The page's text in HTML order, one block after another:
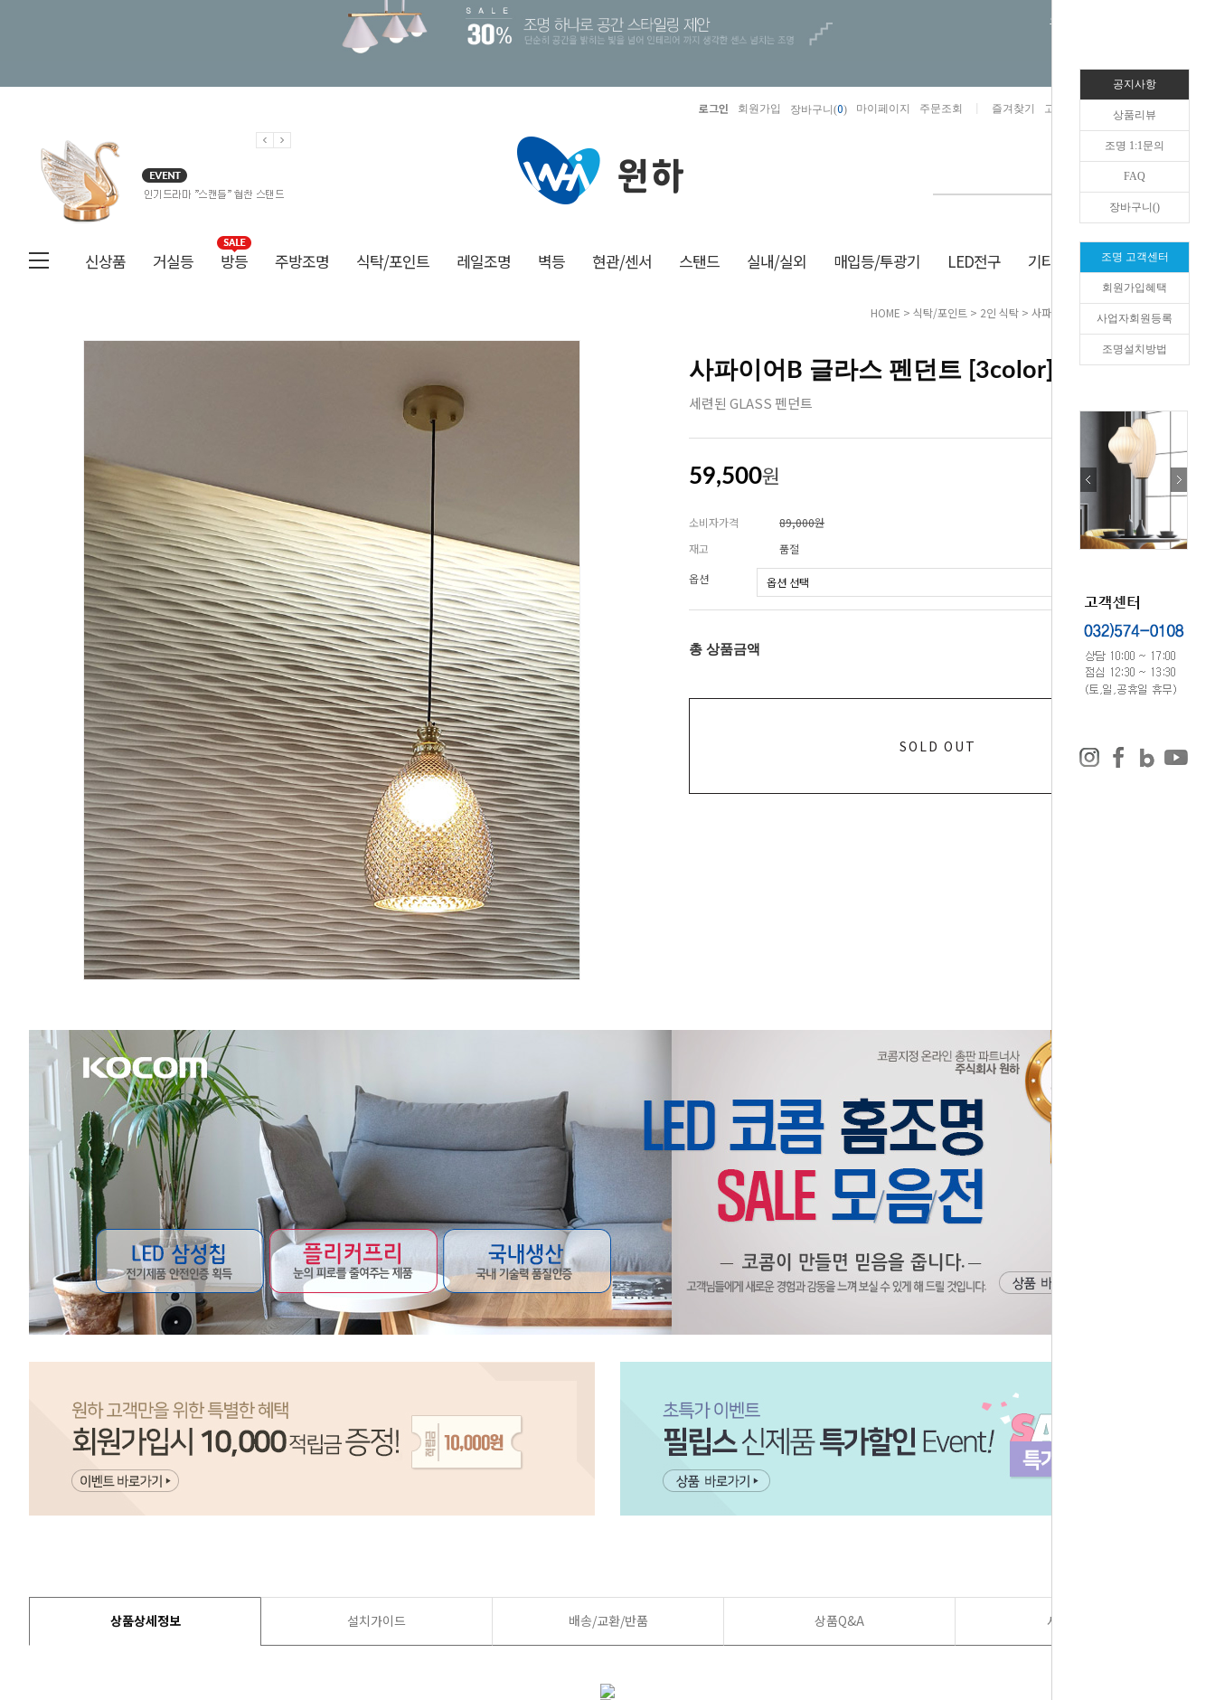
오늘하루 열지않음
로그인 회원가입 장바구니(0) 마이페이지 주문조회 즐겨찾기 고객센터 카카오톡채널/상담
신상품 거실등 방등 주방조명 식탁/포인트 레일조명 벽등 현관/센서 스탠드 실내/실외 매입등/투광기 LED전구 기타/잡화 생활/건강
HOME > 식탁/포인트 > 2인 식탁 > 사파이어B 글라스 펜던트 [3color]
사파이어B 글라스 펜던트 [3color]
세련된 GLASS 펜던트
59,500원
소비자가격
89,000원
재고
품절
옵션
총 상품금액 0 원
SOLD OUT
상품상세정보 설치가이드 배송/교환/반품 상품Q&A 사용후기
공지사항
상품리뷰
조명 1:1문의
FAQ
장바구니()
조명 고객센터
회원가입혜택
사업자회원등록
조명설치방법